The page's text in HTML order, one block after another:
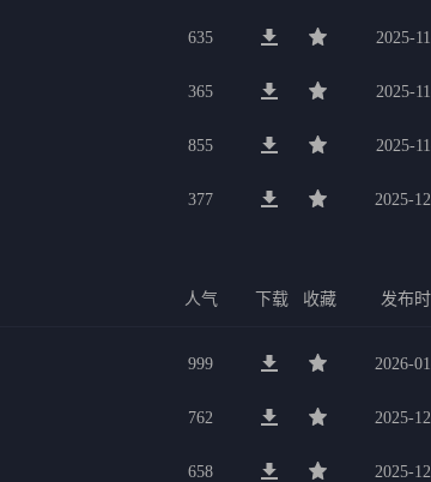
635 2025-
365 2025-
855 2025-
377 2025-
人气 下载 收藏 发布时
999 2026-
762 2025-
658 2025-